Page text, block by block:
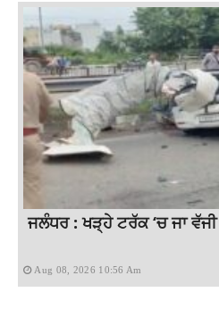
ਜਲੰਧਰ : ਖੜ੍ਹੇ ਟਰੱਕ ‘ਚ ਜਾ
Aug 08, 2026 10:56 Am